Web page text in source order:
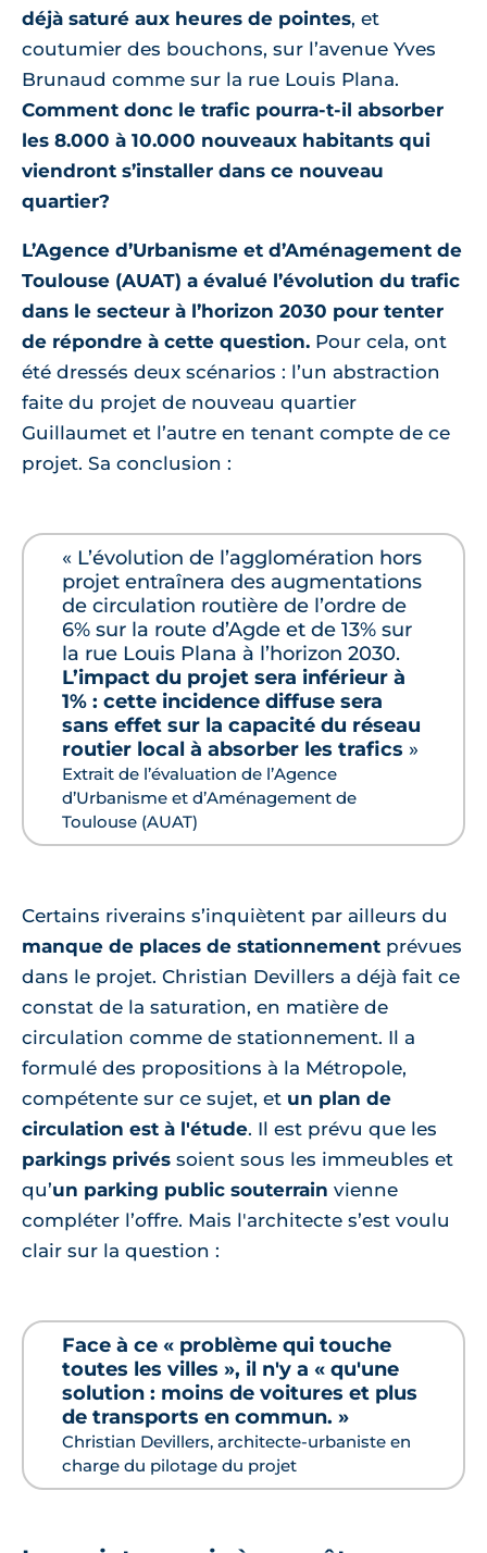
déjà saturé aux heures de pointes, et
coutumier des bouchons, sur l’avenue Yves
Brunaud comme sur la rue Louis Plana.
Comment donc le trafic pourra-t-il absorber
les 8.000 à 10.000 nouveaux habitants qui
viendront s’installer dans ce nouveau
quartier?
L’Agence d’Urbanisme et d’Aménagement de
Toulouse (AUAT) a évalué l’évolution du trafic
dans le secteur à l’horizon 2030 pour tenter
de répondre à cette question. Pour cela, ont
été dressés deux scénarios : l’un abstraction
faite du projet de nouveau quartier
Guillaumet et l’autre en tenant compte de ce
projet. Sa conclusion :
« L’évolution de l’agglomération hors
projet entraînera des augmentations
de circulation routière de l’ordre de
6% sur la route d’Agde et de 13% sur
la rue Louis Plana à l’horizon 2030.
L’impact du projet sera inférieur à
1% : cette incidence diffuse sera
sans effet sur la capacité du réseau
routier local à absorber les trafics »
Extrait de l’évaluation de l’Agence
d’Urbanisme et d’Aménagement de
Toulouse (AUAT)
Certains riverains s’inquiètent par ailleurs du
manque de places de stationnement prévues
dans le projet. Christian Devillers a déjà fait ce
constat de la saturation, en matière de
circulation comme de stationnement. Il a
formulé des propositions à la Métropole,
compétente sur ce sujet, et un plan de
circulation est à l'étude. Il est prévu que les
parkings privés soient sous les immeubles et
qu’un parking public souterrain vienne
compléter l’offre. Mais l'architecte s’est voulu
clair sur la question :
Face à ce « problème qui touche
toutes les villes », il n'y a « qu'une
solution : moins de voitures et plus
de transports en commun. »
Christian Devillers, architecte-urbaniste en
charge du pilotage du projet